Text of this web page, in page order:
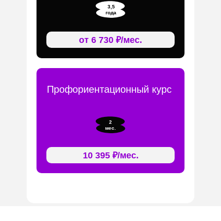
от 6 730 ₽/мес.
3,5
года
2
мес.
Профориентационный курс
10 395 ₽/мес.